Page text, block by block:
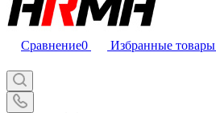
Сравнение0 Избранные товары